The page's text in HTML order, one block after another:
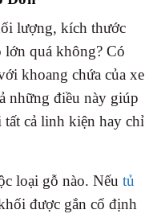
lượng, kích thước
lớn quá không? Có
khoang chứa của xe
những điều này giúp
tất cả linh kiện hay chỉ
loại gỗ nào. Nếu tủ
được gắn cố định